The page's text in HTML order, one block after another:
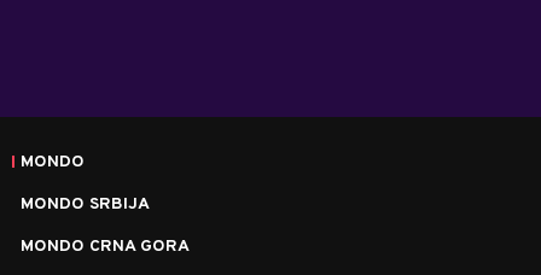
MONDO
MONDO SRBIJA
MONDO CRNA GORA